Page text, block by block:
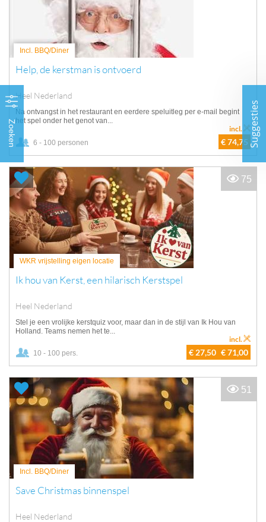
Zoeken
Incl. BBQ/Diner
Help, de kerstman is ontvoerd
Heel Nederland
Na ontvangst in het restaurant en eerdere speluitleg per e-mail begint
het spel onder het genot van...
6 - 100 personen € 74,75
incl.
WKR vrijstelling eigen locatie
Ik hou van Kerst, een hilarisch Kerstspel
Heel Nederland
Stel je een vrolijke kerstquiz voor, maar dan in de stijl van Ik Hou van
Holland. Teams nemen het te...
10 - 100 pers. € 27,50 € 71,00
incl.
75
Incl. BBQ/Diner
Save Christmas binnenspel
Heel Nederland
51
Suggesties